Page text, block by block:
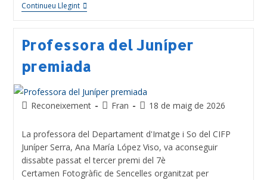
Continueu Llegint
Professora del Juníper
premiada
Reconeixement Fran 18 de maig de 2026
La professora del Departament d'Imatge i So del CIFP
Juníper Serra, Ana María López Viso, va aconseguir
dissabte passat el tercer premi del 7è
Certamen Fotogràfic de Sencelles organitzat per